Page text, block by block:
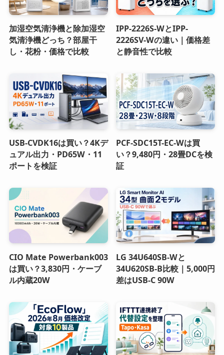
加湿空気清浄機と除加湿空
気清浄機どっち？部屋干
し・花粉・価格で比較
IPP-2226S-WとIPP-
2226SV-Wの違い｜価格差
と静音性で比較
USB-CVDK16は買い？4Kデ
ュアル出力・PD65W・11
ポートを検証
PCF-SDC15T-EC-Wは買
い？9,480円・28畳DCを検
証
CIO Mate Powerbank003
は買い？3,830円・ケーブ
ル内蔵20W
LG 34U640SB-Wと
34U620SB-B比較｜5,000円
差はUSB-C 90W